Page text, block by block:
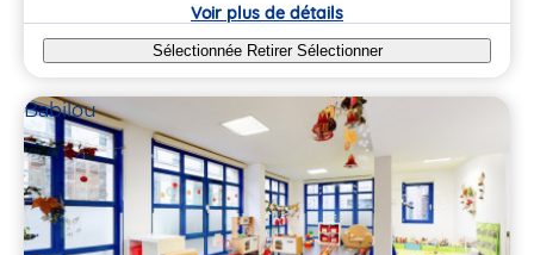
Voir plus de détails
Sélectionnée Retirer Sélectionner
Babilou